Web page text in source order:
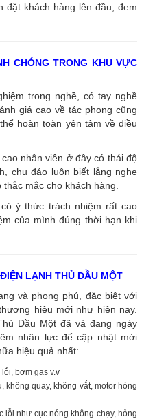
đặt khách hàng lên đầu, đem
CHÓNG TRONG KHU VỰC
trong nghề, có tay nghề
giá cao về tác phong cũng
hoàn toàn yên tâm về điều
nhân viên ở đây có thái độ
chu đáo luôn biết lắng nghe
mắc cho khách hàng.
ý thức trách nhiệm rất cao
của mình đúng thời hạn khi
LẠNH THỦ DẦU MỘT
và phong phú, đặc biệt với
hiệu mới như hiện nay.
Dầu Một đã và đang ngày
nhân lực để cập nhật mới
hiệu quả nhất:
bơm gas v.v
không quay, không vắt, motor hỏng
lỗi như cục nóng không chạy, hỏng